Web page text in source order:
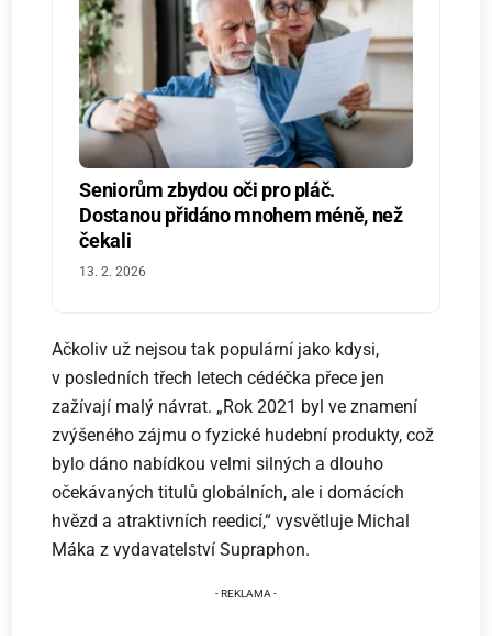
Seniorům zbydou oči pro pláč.
Dostanou přidáno mnohem méně, než
čekali
13. 2. 2026
Ačkoliv už nejsou tak populární jako kdysi,
v posledních třech letech cédéčka přece jen
zažívají malý návrat. „Rok 2021 byl ve znamení
zvýšeného zájmu o fyzické hudební produkty, což
bylo dáno nabídkou velmi silných a dlouho
očekávaných titulů globálních, ale i domácích
hvězd a atraktivních reedicí,“ vysvětluje Michal
Máka z vydavatelství Supraphon.